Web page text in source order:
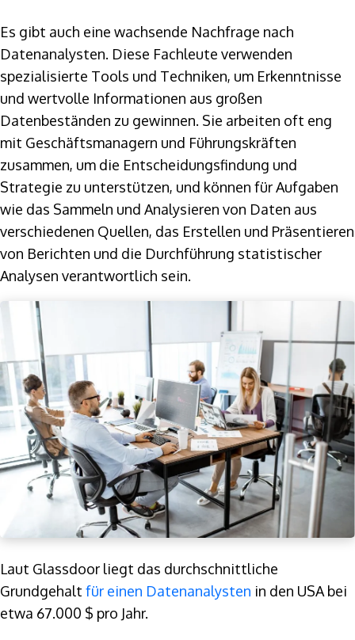
Es gibt auch eine wachsende Nachfrage nach
Datenanalysten. Diese Fachleute verwenden
spezialisierte Tools und Techniken, um Erkenntnisse
und wertvolle Informationen aus großen
Datenbeständen zu gewinnen. Sie arbeiten oft eng
mit Geschäftsmanagern und Führungskräften
zusammen, um die Entscheidungsfindung und
Strategie zu unterstützen, und können für Aufgaben
wie das Sammeln und Analysieren von Daten aus
verschiedenen Quellen, das Erstellen und Präsentieren
von Berichten und die Durchführung statistischer
Analysen verantwortlich sein.
Laut Glassdoor liegt das durchschnittliche
Grundgehalt für einen Datenanalysten in den USA bei
etwa 67.000 $ pro Jahr.